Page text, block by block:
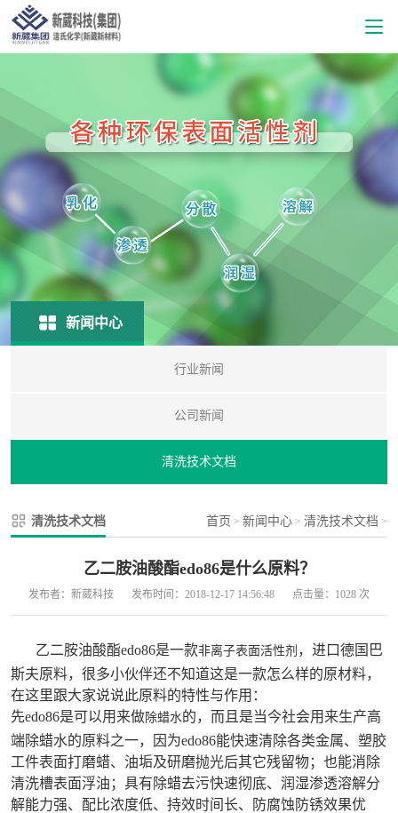
新闻中心
行业新闻
公司新闻
清洗技术文档
清洗技术文档 首页 > 新闻中心 > 清洗技术文档 >
乙二胺油酸酯edo86是什么原料？
发布者：新葳科技 发布时间：2018-12-17 14:56:48 点击量：1028 次
乙二胺油酸酯edo86是一款非离子表面活性剂 ，进口德国巴
斯夫原料，很多小伙伴还不知道这是一款怎么样的原材料，
在这里跟大家说说此原料的特性与作用：
先edo86是可以用来做除蜡水的，而且是当今社会用来生产高
端除蜡水的原料之一，因为edo86能快速清除各类金属、塑胶
工件表面打磨蜡、油垢及研磨抛光后其它残留物；也能消除
清洗槽表面浮油；具有除蜡去污快速彻底、润湿渗透溶解分
解能力强、配比浓度低、持效时间长、防腐蚀防锈效果优